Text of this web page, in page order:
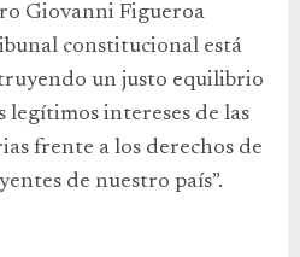
Giovanni Figueroa
constitucional está
un justo equilibrio
legítimos intereses de las
frente a los derechos de
de nuestro país”.